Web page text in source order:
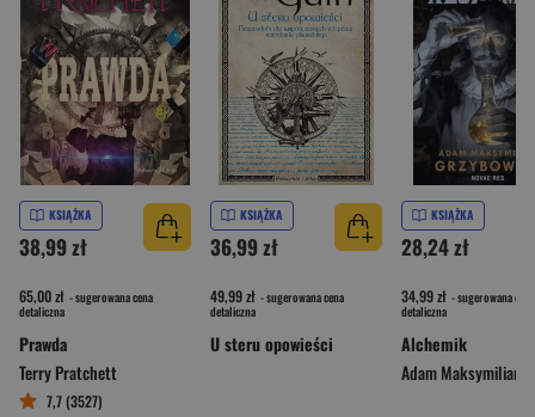
KSIĄŻKA
38,99 zł
65,00 zł - sugerowana cena
detaliczna
Prawda
Terry Pratchett
7,7 (3527)
KSIĄŻKA
36,99 zł
49,99 zł - sugerowana cena
detaliczna
U steru opowieści
KSIĄŻKA
28,24 zł
34,99 zł - sugerowana cena
detaliczna
Alchemik